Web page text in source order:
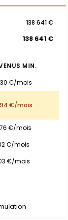
138 641 €
138 641 €
MIN.
€/mois
€/mois
€/mois
€/mois
€/mois